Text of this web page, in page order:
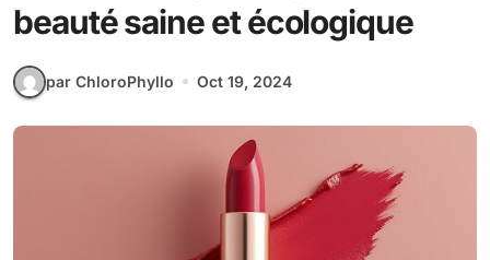
beauté saine et écologique
par ChloroPhyllo Oct 19, 2024